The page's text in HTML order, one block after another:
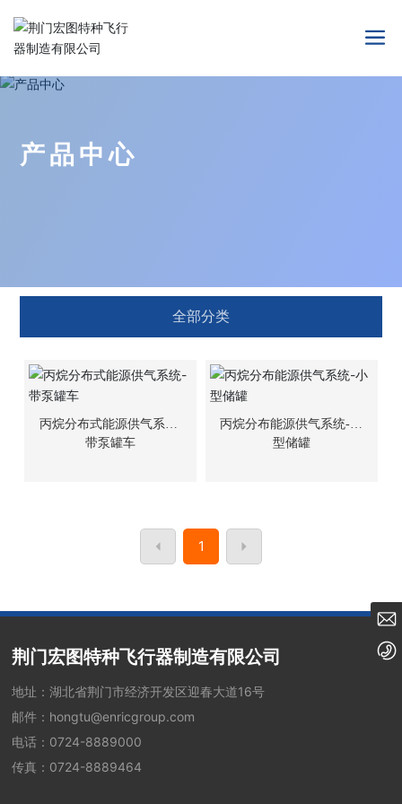
产品中心
全部分类
丙烷分布式能源供气系统-
带泵罐车
丙烷分布能源供气系统-小
型储罐
1
荆门宏图特种飞行器制造有限公司
地址：湖北省荆门市经济开发区迎春大道16号
邮件： hongtu@enricgroup.com
电话： 0724-8889000
传真：0724-8889464
hongtu@enricgroup.com
0724-8889000